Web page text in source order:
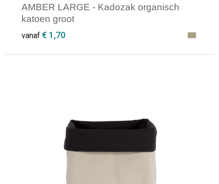
AMBER LARGE - Kadozak organisch
katoen groot
vanaf € 1,70